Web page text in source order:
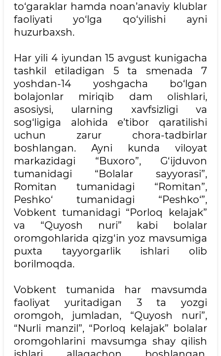
to‘garaklar hamda noan’anaviy klublar
faoliyati yo‘lga qo‘yilishi ayni
huzurbaxsh.
Har yili 4 iyundan 15 avgust kunigacha
tashkil etiladigan 5 ta smenada 7
yoshdan-14 yoshgacha bo‘lgan
bolajonlar miriqib dam olishlari,
asosiysi, ularning xavfsizligi va
sog‘ligiga alohida e’tibor qaratilishi
uchun zarur chora-tadbirlar
boshlangan. Ayni kunda viloyat
markazidagi “Buxoro”, G‘ijduvon
tumanidagi “Bolalar sayyorasi”,
Romitan tumanidagi “Romitan”,
Peshko‘ tumanidagi “Peshko‘”,
Vobkent tumanidagi “Porloq kelajak”
va “Quyosh nuri” kabi bolalar
oromgohlarida qizg‘in yoz mavsumiga
puxta tayyorgarlik ishlari olib
borilmoqda.
Vobkent tumanida har mavsumda
faoliyat yuritadigan 3 ta yozgi
oromgoh, jumladan, “Quyosh nuri”,
“Nurli manzil”, “Porloq kelajak” bolalar
oromgohlarini mavsumga shay qilish